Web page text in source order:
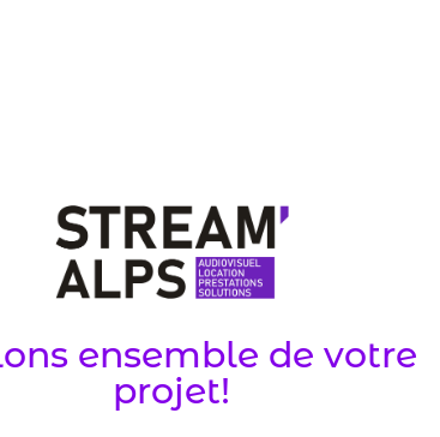
ensemble de votre
projet!